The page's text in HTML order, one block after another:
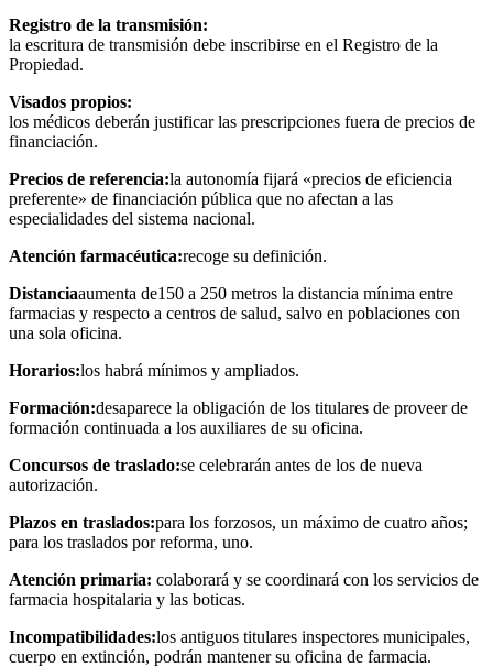
Registro de la transmisión:
la escritura de transmisión debe inscribirse en el Registro de la
Propiedad.
Visados propios:
los médicos deberán justificar las prescripciones fuera de precios de
financiación.
Precios de referencia:la autonomía fijará «precios de eficiencia
preferente» de financiación pública que no afectan a las
especialidades del sistema nacional.
Atención farmacéutica:recoge su definición.
Distanciaaumenta de150 a 250 metros la distancia mínima entre
farmacias y respecto a centros de salud, salvo en poblaciones con
una sola oficina.
Horarios:los habrá mínimos y ampliados.
Formación:desaparece la obligación de los titulares de proveer de
formación continuada a los auxiliares de su oficina.
Concursos de traslado:se celebrarán antes de los de nueva
autorización.
Plazos en traslados:para los forzosos, un máximo de cuatro años;
para los traslados por reforma, uno.
Atención primaria: colaborará y se coordinará con los servicios de
farmacia hospitalaria y las boticas.
Incompatibilidades:los antiguos titulares inspectores municipales,
cuerpo en extinción, podrán mantener su oficina de farmacia.